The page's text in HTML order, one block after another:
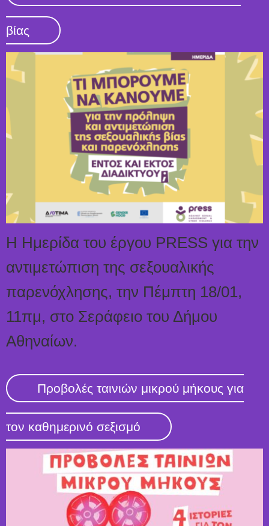
βίας
Η Ημερίδα του έργου PRESS για την
αντιμετώπιση της σεξουαλικής
παρενόχλησης, την Πέμπτη 18/01,
11πμ, στο Σεράφειο του Δήμου
Αθηναίων.
Προβολές ταινιών μικρού μήκους για
τον καθημερινό σεξισμό